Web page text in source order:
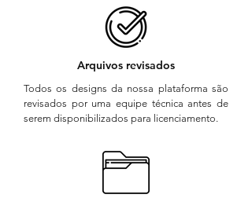
Arquivos revisados
Todos os designs da nossa plataforma são
revisados por uma equipe técnica antes de
serem disponibilizados para licenciamento.